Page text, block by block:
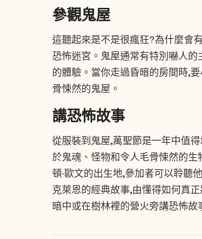
參觀鬼屋
這聽起來是不是很瘋狂?為什麼會
恐怖迷宮。鬼屋通常有特別嚇人
的體驗。當你走過昏暗的房間時,
骨悚然的鬼屋。
講恐怖故事
從服裝到鬼屋,萬聖節是一年中值
於鬼魂、怪物和令人毛骨悚然的
頓·歐文的出生地,參加者可以聆聽
克萊恩的經典故事,由懂得如何真
暗中或在樹林裡的營火旁講恐怖